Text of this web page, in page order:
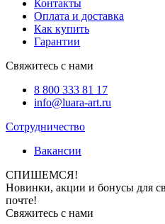
Контакты
Оплата и доставка
Как купить
Гарантии
Свяжитесь с нами
8 800 333 81 17
info@luara-art.ru
Сотрудничество
Вакансии
СПИШЕМСЯ!
Новинки, акции и бонусы для
почте!
Свяжитесь с нами